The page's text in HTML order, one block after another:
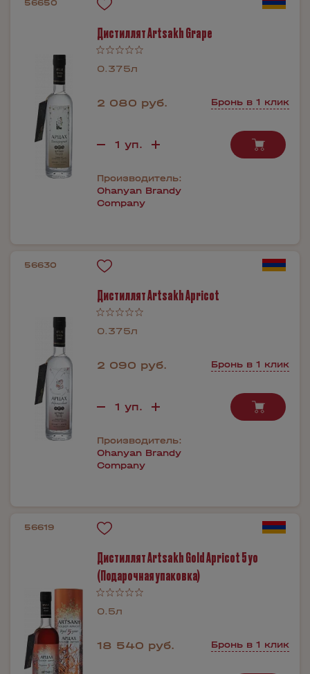
56650
Дистиллят Artsakh Grape
0.375л
2 080 руб. Бронь в 1 клик
Производитель:
Ohanyan Brandy
Company
56630
Дистиллят Artsakh Apricot
0.375л
2 090 руб. Бронь в 1 клик
Производитель:
Ohanyan Brandy
Company
56619
Дистиллят Artsakh Gold Apricot 5 yo
(Подарочная упаковка)
0.5л
18 540 руб. Бронь в 1 клик